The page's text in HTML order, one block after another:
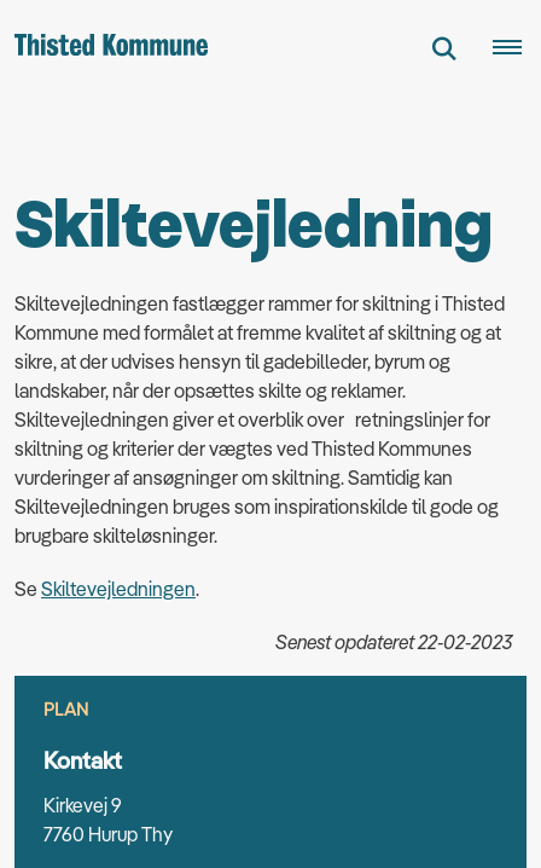
Skiltevejledning
Skiltevejledningen fastlægger rammer for skiltning i Thisted
Kommune med formålet at fremme kvalitet af skiltning og at
sikre, at der udvises hensyn til gadebilleder, byrum og
landskaber, når der opsættes skilte og reklamer.
Skiltevejledningen giver et overblik over retningslinjer for
skiltning og kriterier der vægtes ved Thisted Kommunes
vurderinger af ansøgninger om skiltning. Samtidig kan
Skiltevejledningen bruges som inspirationskilde til gode og
brugbare skilteløsninger.
Se Skiltevejledningen.
Senest opdateret 22-02-2023
PLAN
Kontakt
Kirkevej 9
7760 Hurup Thy